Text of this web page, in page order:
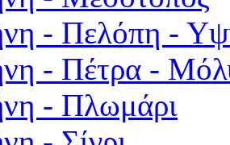
- Πελόπη -
- Πέτρα -
- Πλωμάρι